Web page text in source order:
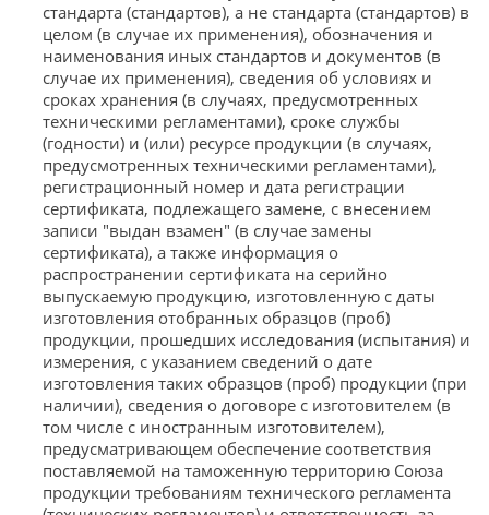
стандарта (стандартов), а не стандарта (стандартов) в
целом (в случае их применения), обозначения и
наименования иных стандартов и документов (в
случае их применения), сведения об условиях и
сроках хранения (в случаях, предусмотренных
техническими регламентами), сроке службы
(годности) и (или) ресурсе продукции (в случаях,
предусмотренных техническими регламентами),
регистрационный номер и дата регистрации
сертификата, подлежащего замене, с внесением
записи "выдан взамен" (в случае замены
сертификата), а также информация о
распространении сертификата на серийно
выпускаемую продукцию, изготовленную с даты
изготовления отобранных образцов (проб)
продукции, прошедших исследования (испытания) и
измерения, с указанием сведений о дате
изготовления таких образцов (проб) продукции (при
наличии), сведения о договоре с изготовителем (в
том числе с иностранным изготовителем),
предусматривающем обеспечение соответствия
поставляемой на таможенную территорию Союза
продукции требованиям технического регламента